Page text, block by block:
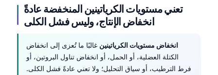
تعني مستويات الكرياتينين المنخفضة عادةً
انخفاض الإنتاج، وليس فشل الكلى
انخفاض مستويات الكرياتينين غالبًا ما تُعزى إلى انخفاض
الكتلة العضلية، أو الحمل، أو انخفاض تناول البروتين، أو
فرط الترطيب، أو سياق التحليل؛ ولا تعني عادةً فشل الكلى.